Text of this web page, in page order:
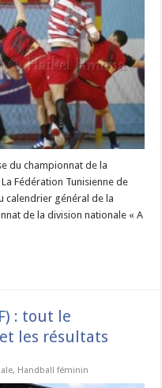
du championnat de la
Fédération Tunisienne de
calendrier général de la
de la division nationale « A
: tout le
les résultats
, Handball féminin